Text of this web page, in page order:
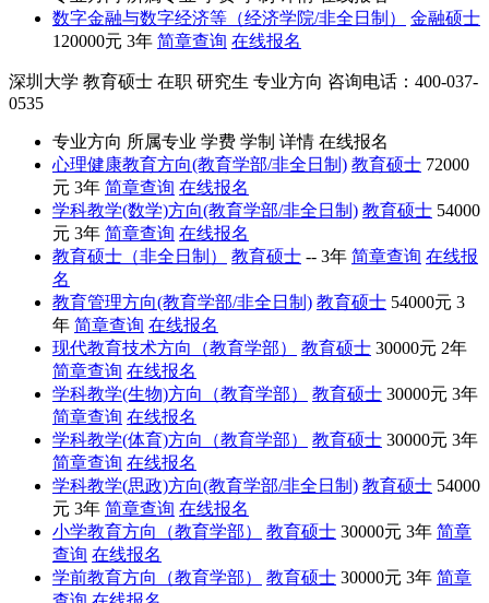
数字金融与数字经济等（经济学院/非全日制）
金融硕士
120000元 3年 简章查询 在线报名
深圳大学 教育硕士 在职 研究生 专业方向 咨询电话：400-037-
0535
专业方向 所属专业 学费 学制 详情 在线报名
心理健康教育方向(教育学部/非全日制) 教育硕士 72000
元 3年 简章查询 在线报名
学科教学(数学)方向(教育学部/非全日制) 教育硕士 54000
元 3年 简章查询 在线报名
教育硕士（非全日制）
教育硕士 -- 3年 简章查询 在线报
名
教育管理方向(教育学部/非全日制) 教育硕士 54000元 3
年 简章查询 在线报名
现代教育技术方向（教育学部）
教育硕士 30000元 2年
简章查询 在线报名
学科教学(生物)方向（教育学部）
教育硕士 30000元 3年
简章查询 在线报名
学科教学(体育)方向（教育学部）
教育硕士 30000元 3年
简章查询 在线报名
学科教学(思政)方向(教育学部/非全日制) 教育硕士 54000
元 3年 简章查询 在线报名
小学教育方向（教育学部）
教育硕士 30000元 3年 简章
查询 在线报名
学前教育方向（教育学部）
教育硕士 30000元 3年 简章